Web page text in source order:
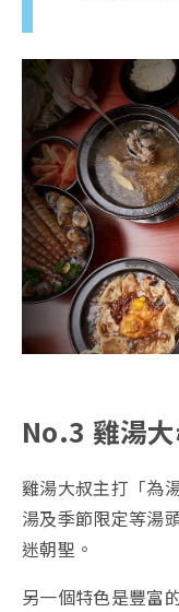
No.3 雞湯
雞湯大叔主打「為
湯及季節限定等湯
迷朝聖。
另一個特色是豐富